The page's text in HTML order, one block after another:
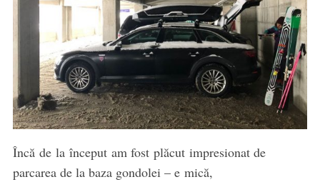
Încă de la început am fost plăcut impresionat de
parcarea de la baza gondolei – e mică,